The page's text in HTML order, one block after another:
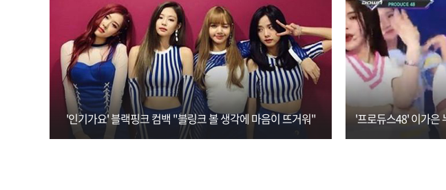
'인기가요' 블랙핑크 컴백 "블링크 볼 생각에 마음이 뜨거워" '프로듀스48' 이가은